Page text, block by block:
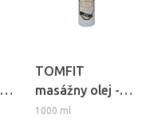
TOMFIT
masážny olej -
ružový
1000 ml